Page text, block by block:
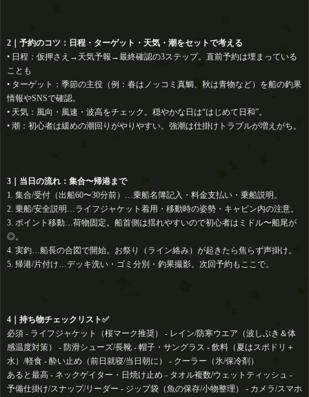
2｜予約のコツ：日程・ターゲット・天気・潮をセットで考える
• 日程：仮押さえ→天気予報→最終確認の3ステップ。直前予約は埋まっている
ことも
• ターゲット：季節の主役（例：春はノッコミ真鯛、秋は青物など）を船の釣果
情報やSNSで確認。
• 天気：風向・風速・波高をチェック。穏やかな日は“はじめて日和”。️
• 潮：初心者は緩めの潮回りがやりやすい。強潮は仕掛けトラブルが増えがち。
3｜当日の流れ：集合〜帰港まで
1. 集合/受付（出船60〜30分前）…乗船名簿記入・料金支払い・乗船説明。
2. 乗船/安全説明…ライフジャケット着用・移動時の姿勢・キャビン内の注意。
3. ポイント移動…荷物固定。船首側は揺れやすいので初心者はミドル〜船尾が
◎。
4. 実釣…船長の合図で開始。お祭り（ライン絡み）が起きたら焦らず声掛け。
5. 帰港/片付け…デッキ洗い・ゴミ分別・釣果撮影。次回予約もここで。
4｜持ち物チェックリスト✅
必須 - ライフジャケット（桜マーク推奨） - レイン/防寒ウエア（波しぶき＆体
感温度対策） - 防滑シューズ/長靴 - 帽子・サングラス️ - 飲料（夏はスポドリ＋
水）/軽食 - 酔い止め（前日就寝/当日朝に） - クーラー（氷/保冷剤）
あると最高 - ネックゲイター・日焼け止め - タオル複数/ウェットティッシュ -
予備仕掛け/スナップ/リーダー - ジップ袋（魚の保存/小物整理） - カメラ/スマホ